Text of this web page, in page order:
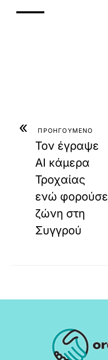
« ΠΡΟΗΓΟΥΜΕΝΟ
Τον έγραψε
AI κάμερα
Τροχαίας
ενώ φορούσε
ζώνη στη
Συγγρού